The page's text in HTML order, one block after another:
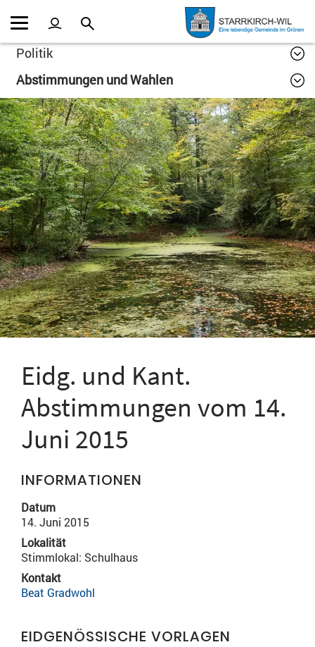
Kopfzeile
Inhalt
Politik
Abstimmungen und Wahlen
Eidg. und Kant.
Abstimmungen vom 14.
Juni 2015
INFORMATIONEN
Datum
14. Juni 2015
Lokalität
Stimmlokal: Schulhaus
Kontakt
Beat Gradwohl
EIDGENÖSSISCHE VORLAGEN